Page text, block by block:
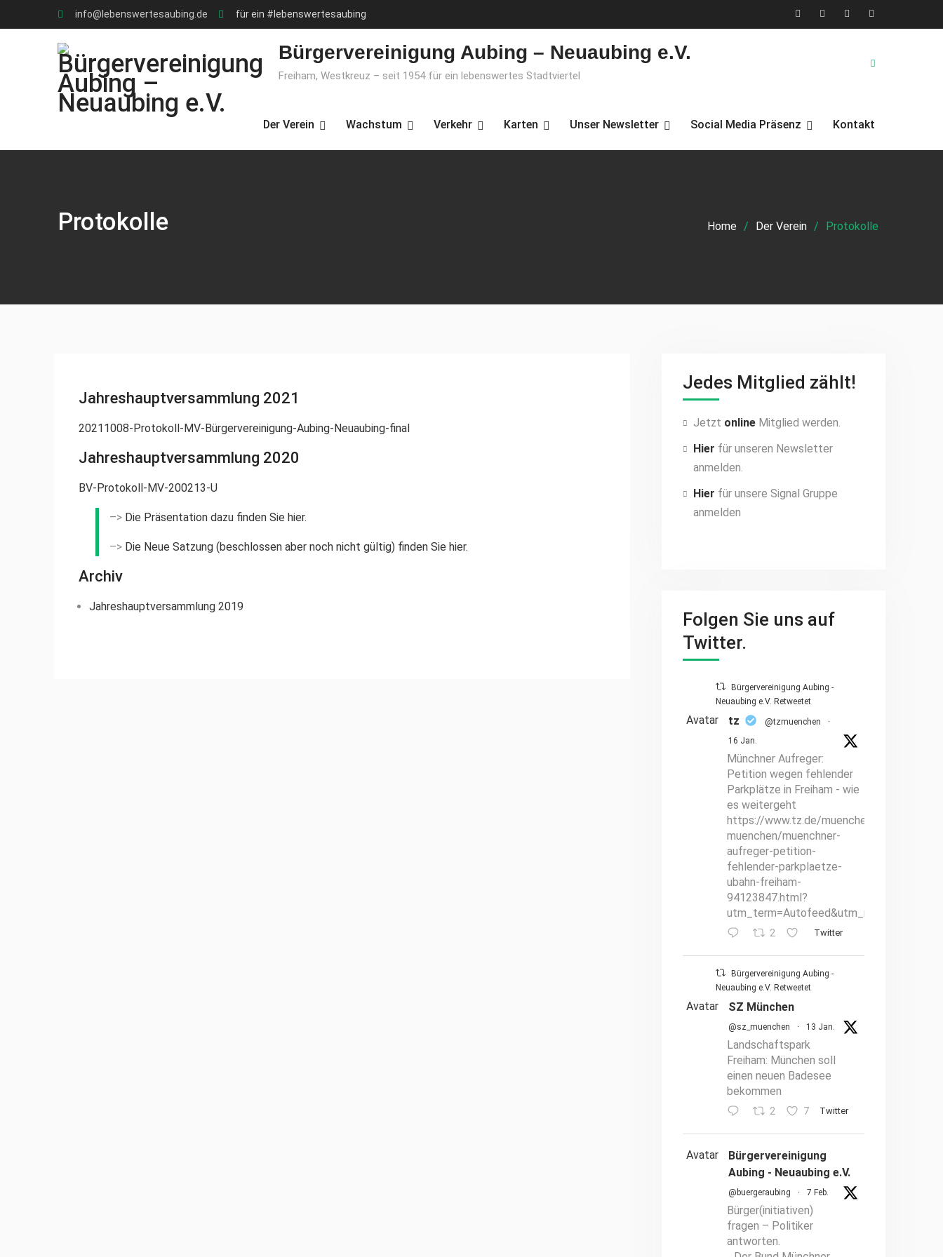
to
info@lebenswertesaubing.de für ein #lebenswertesaubing
X
Facebook
YouTubeInstagram
Bürgervereinigung Aubing – Neuaubing e.V.
Freiham, Westkreuz – seit 1954 für ein lebenswertes Stadtviertel
Der Verein Wachstum Verkehr Karten Unser Newsletter Social Media Präsenz Kontakt
Protokolle Home Der Verein Protokolle
Jahreshauptversammlung 2021
20211008-Protokoll-MV-Bürgervereinigung-Aubing-Neuaubing-final
Jahreshauptversammlung 2020
BV-Protokoll-MV-200213-U
–> Die Präsentation dazu finden Sie hier.
–> Die Neue Satzung (beschlossen aber noch nicht gültig) finden Sie hier.
Archiv
Jahreshauptversammlung 2019
Jedes Mitglied zählt!
Jetzt online Mitglied werden.
Hier für unseren Newsletter
anmelden.
Hier für unsere Signal Gruppe
anmelden
Folgen Sie uns auf
Twitter.
Bürgervereinigung Aubing -
Neuaubing e.V. Retweetet
Avatar tz @tzmuenchen
·
16 Jan.
Münchner Aufreger:
Petition wegen fehlender
Parkplätze in Freiham - wie
es weitergeht
https://www.tz.de/muenchen/stadt/hallo-
muenchen/muenchner-
aufreger-petition-
fehlender-parkplaetze-
ubahn-freiham-
94123847.html?
2 Twitter
Bürgervereinigung Aubing -
Neuaubing e.V. Retweetet
Avatar SZ München
@sz_muenchen · 13 Jan.
Landschaftspark
Freiham: München soll
einen neuen Badesee
bekommen
2 7 Twitter
Avatar
Bürgervereinigung
Aubing - Neuaubing e.V.
@buergeraubing · 7 Feb.
Bürger(initiativen)
fragen – Politiker
antworten.